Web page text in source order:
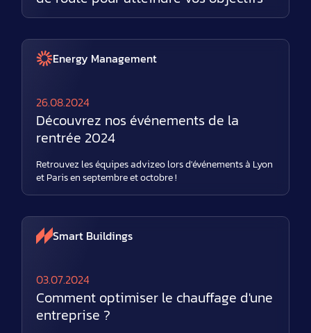
Energy Management
26.08.2024
Découvrez nos événements de la
rentrée 2024
Retrouvez les équipes advizeo lors d'événements à Lyon
et Paris en septembre et octobre !
Smart Buildings
03.07.2024
Comment optimiser le chauffage d'une
entreprise ?